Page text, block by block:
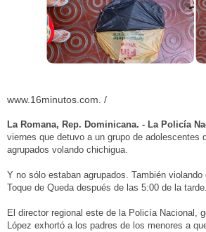
www.16minutos.com. /
La Romana, Rep. Dominicana. - La Policía
viernes que detuvo a un grupo de adolescentes
agrupados volando chichigua.
Y no sólo estaban agrupados. También violando
Toque de Queda después de las 5:00 de la tarde.
El director regional este de la Policía Nacional,
López exhortó a los padres de los menores a